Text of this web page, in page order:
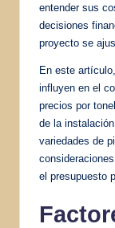
entender sus
decisiones
proyecto se
En este
influyen en el
precios por
de la
variedades de
el presupuesto